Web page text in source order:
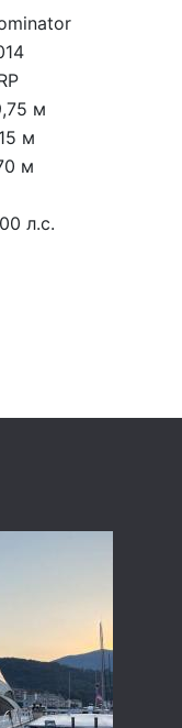
м
м
м
л.с.